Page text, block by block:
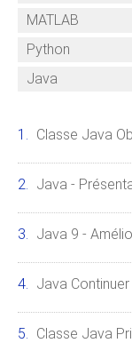
MATLAB
Python
Java
Classe Java
Java -
Java 9 -
Java
Classe Java